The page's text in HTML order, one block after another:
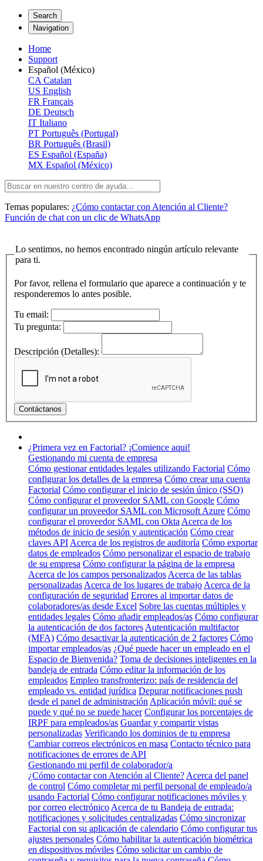
Search
Navigation
Home
Support
Español (México)
CA Catalan
US English
FR Français
DE Deutsch
IT Italiano
PT Português (Portugal)
BR Português (Brasil)
ES Español (España)
MX Español (México)
Temas populares: ¿Cómo contactar con Atención al Cliente?
Función de chat con un clic de WhatsApp
Lo sentimos, no hemos encontrado ningún artículo relevante
para ti.
Por favor, rellena el formulario que aparece a continuación y te
responderemos lo antes posible.
Tu email:
Tu pregunta:
Descripción (Detalles):
¿Primera vez en Factorial? ¡Comience aqui!
Gestionando mi cuenta de empresa
Cómo gestionar entidades legales utilizando Factorial Cómo
configurar los detalles de la empresa Cómo crear una cuenta
Factorial Cómo configurar el inicio de sesión único (SSO)
Cómo configurar el proveedor SAML con Google Cómo
configurar un proveedor SAML con Microsoft Azure Cómo
configurar el proveedor SAML con Okta Acerca de los
métodos de inicio de sesión y autenticación Cómo crear
claves API Acerca de los registros de auditoría Cómo exportar
datos de empleados Cómo personalizar el espacio de trabajo
de su empresa Cómo configurar la página de la empresa
Acerca de los campos personalizados Acerca de las tablas
personalizadas Acerca de los lugares de trabajo Acerca de la
configuración de seguridad Errores al importar datos de
colaboradores/as desde Excel Sobre las cuentas múltiples y
entidades legales Cómo añadir empleados/as Cómo configurar
la autenticación de dos factores Autenticación multifactor
(MFA) Cómo desactivar la autenticación de 2 factores Cómo
importar empleados/as ¿Qué puede hacer un empleado en el
Espacio de Bienvenida? Toma de decisiones inteligentes en la
bandeja de entrada Cómo editar la información de los
empleados Empleo transfronterizo: país de residencia del
empleado vs. entidad jurídica Depurar notificaciones push
desde el panel de administración Aplicación móvil: qué se
puede y qué no se puede hacer Configurar los porcentajes de
IRPF para empleados/as Guardar y compartir vistas
personalizadas Verificando los dominios de tu empresa
Cambiar correos electrónicos en masa Contacto técnico para
notificaciones de errores de API
Gestionando mi perfil de colaborador/a
¿Cómo contactar con Atención al Cliente? Acerca del panel
de control Cómo completar mi perfil personal de empleado/a
usando Factorial Cómo configurar notificaciones móviles y
por correo electrónico Acerca de tu Bandeja de entrada:
notificaciones y solicitudes centralizadas Cómo sincronizar
Factorial con su aplicación de calendario Cómo configurar tus
ajustes personales Cómo habilitar la autenticación biométrica
en dispositivos móviles Cómo solicitar un cambio de